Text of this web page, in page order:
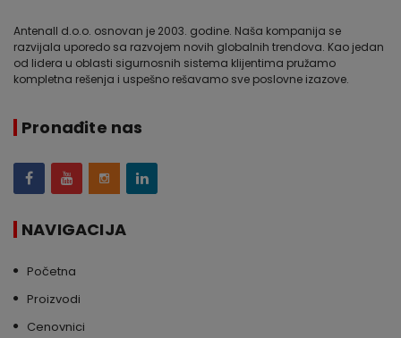
Antenall d.o.o. osnovan je 2003. godine. Naša kompanija se
razvijala uporedo sa razvojem novih globalnih trendova. Kao jedan
od lidera u oblasti sigurnosnih sistema klijentima pružamo
kompletna rešenja i uspešno rešavamo sve poslovne izazove.
Pronađite nas
NAVIGACIJA
Početna
Proizvodi
Cenovnici